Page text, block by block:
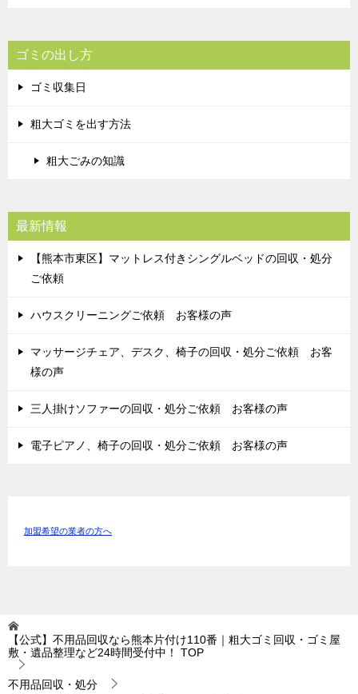
ゴミの出し方
ゴミ収集日
粗大ゴミを出す方法
粗大ごみの知識
最新情報
【熊本市東区】マットレス付きシングルベッドの回収・処分
ご依頼
ハウスクリーニングご依頼 お客様の声
マッサージチェア、デスク、椅子の回収・処分ご依頼 お客
様の声
三人掛けソファーの回収・処分ご依頼 お客様の声
電子ピアノ、椅子の回収・処分ご依頼 お客様の声
加盟希望の業者の方へ
【公式】不用品回収なら熊本片付け110番｜粗大ゴミ回収・ゴミ屋
敷・遺品整理など24時間受付中！
TOP
不用品回収・処分